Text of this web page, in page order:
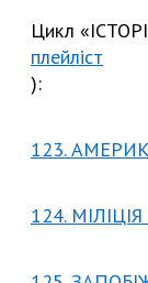
Цикл
плейліст
):
123.
124.